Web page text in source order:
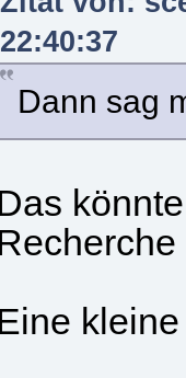
22:40:37
Dann sag